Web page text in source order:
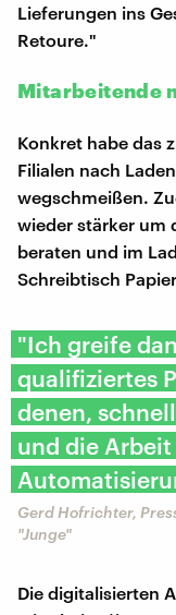
Lieferungen ins
Retoure."
Mitarbeitende
Konkret habe das
Filialen nach
wegschmeißen.
wieder stärker um
beraten und im
Schreibtisch
"Ich greife
qualifiziertes
denen,
und die
Gerd Hofrichter,
"Junge"
Die digitalisierten